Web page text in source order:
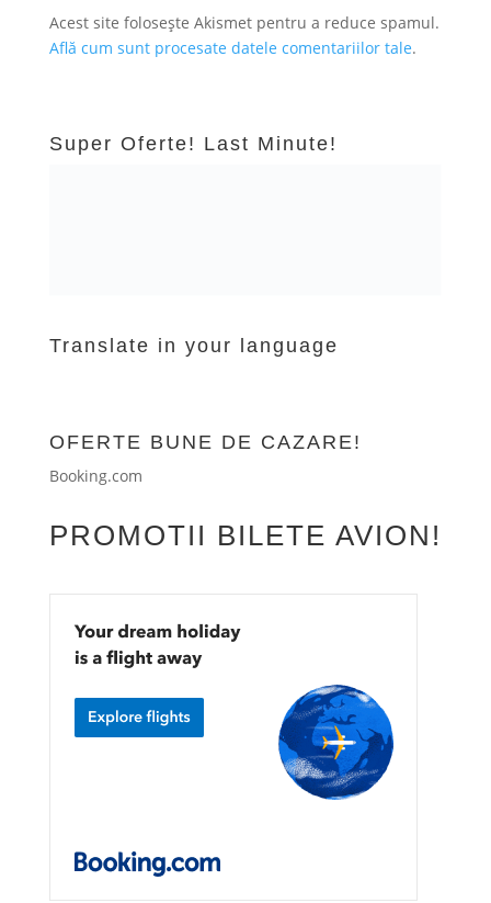
Acest site folosește Akismet pentru a reduce spamul.
Află cum sunt procesate datele comentariilor tale.
Super Oferte! Last Minute!
Translate in your language
OFERTE BUNE DE CAZARE!
Booking.com
PROMOTII BILETE AVION!